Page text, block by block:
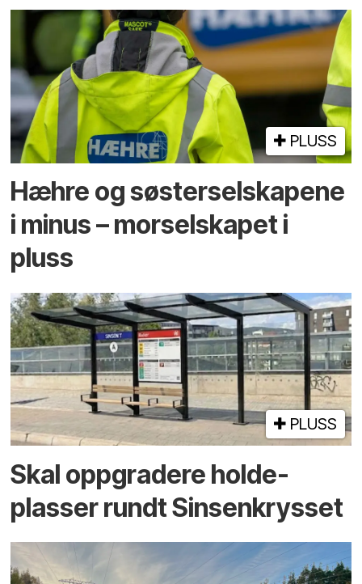
PLUSS
Hæhre og søster­selskapene
i minus – mor­selskapet i
pluss
PLUSS
Skal oppgradere holde­
plasser rundt Sinsenkrysset